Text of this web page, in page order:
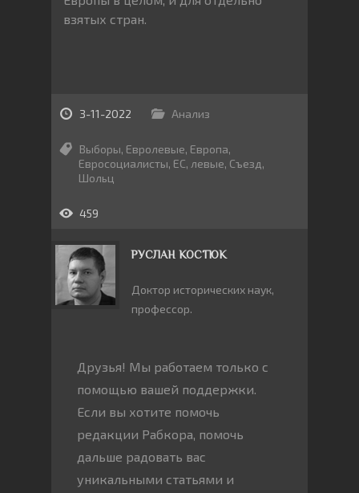
взятых стран.
3-11-2022 Анализ
Выборы, Евролевые, Европа,
Евросоциалисты, ЕС, левые, Съезд,
Шольц
459
РУСЛАН КОСТЮК
Доктор исторических наук,
профессор.
Друзья! Мы работаем только с
помощью вашей поддержки.
Если вы хотите помочь
редакции Рабкора, помочь
дальше радовать вас
уникальными статьями и